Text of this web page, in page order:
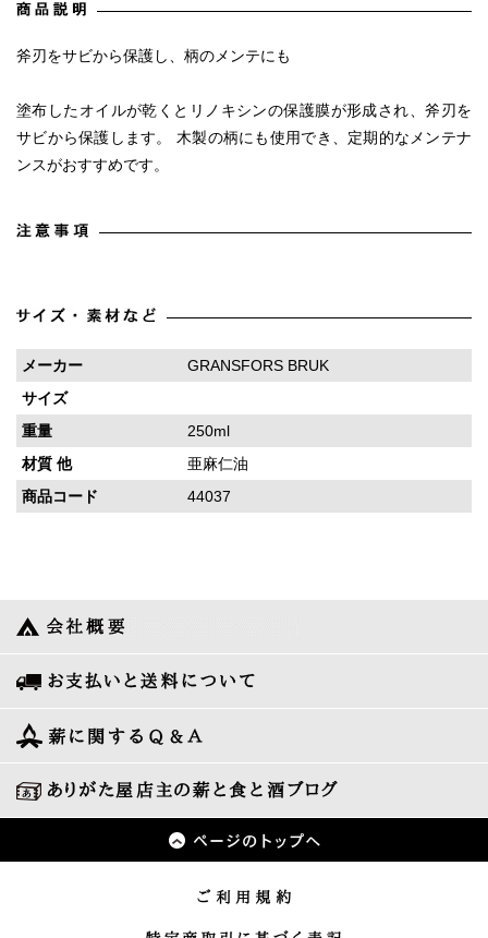
斧刃をサビから保護し、柄のメンテにも
塗布したオイルが乾くとリノキシンの保護膜が形成され、斧刃を
サビから保護します。 木製の柄にも使用でき、定期的なメンテナ
ンスがおすすめです。
メーカー
GRANSFORS BRUK
サイズ
重量
250ml
材質 他
亜麻仁油
商品コード
44037